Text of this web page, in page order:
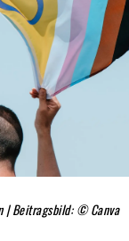
| Beitragsbild: © Canva